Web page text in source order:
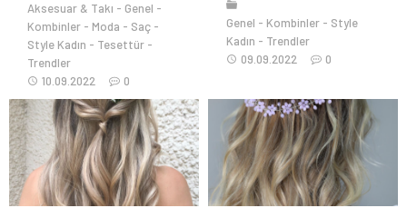
Aksesuar & Takı
Genel
Kombinler
Moda
Saç
Style Kadın
Tesettür
Trendler
10.09.2022
0
Genel Kombinler
Style
Kadın
Trendler
09.09.2022
0